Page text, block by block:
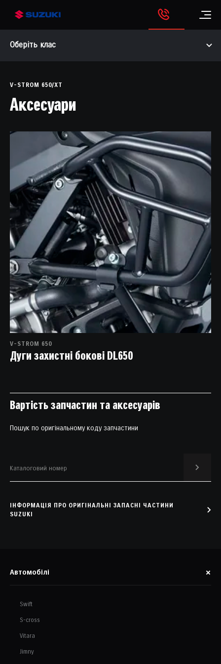
Оберіть клас
V-STROM 650/XT
Аксесуари
V-STROM 650
Дуги захистні бокові DL650
Вартість запчастин та аксесуарів
Пошук по оригінальному коду запчастини
ІНФОРМАЦІЯ ПРО ОРИГІНАЛЬНІ ЗАПАСНІ ЧАСТИНИ
SUZUKI
Автомобілі
Swift
S-cross
Vitara
Jimny